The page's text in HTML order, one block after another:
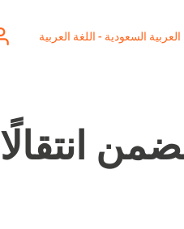
السعودية - اللغة العربية
انتقالًا